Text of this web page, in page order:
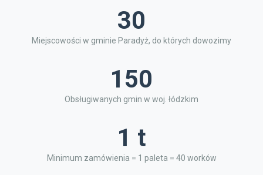
30
Miejscowości w gminie Paradyż, do których dowozimy
150
Obsługiwanych gmin w woj. łódzkim
1 t
Minimum zamówienia = 1 paleta = 40 worków